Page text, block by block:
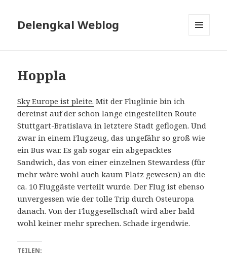
Delengkal Weblog
Hoppla
Sky Europe ist pleite. Mit der Fluglinie bin ich
dereinst auf der schon lange eingestellten Route
Stuttgart-Bratislava in letztere Stadt geflogen. Und
zwar in einem Flugzeug, das ungefähr so groß wie
ein Bus war. Es gab sogar ein abgepacktes
Sandwich, das von einer einzelnen Stewardess (für
mehr wäre wohl auch kaum Platz gewesen) an die
ca. 10 Fluggäste verteilt wurde. Der Flug ist ebenso
unvergessen wie der tolle Trip durch Osteuropa
danach. Von der Fluggesellschaft wird aber bald
wohl keiner mehr sprechen. Schade irgendwie.
TEILEN: